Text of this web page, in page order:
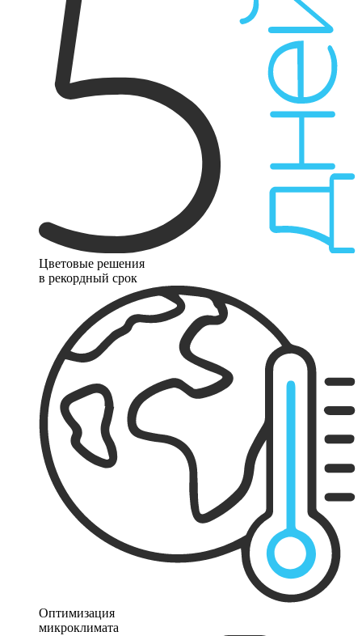
Цветовые решения
в рекордный срок
Оптимизация
микроклимата